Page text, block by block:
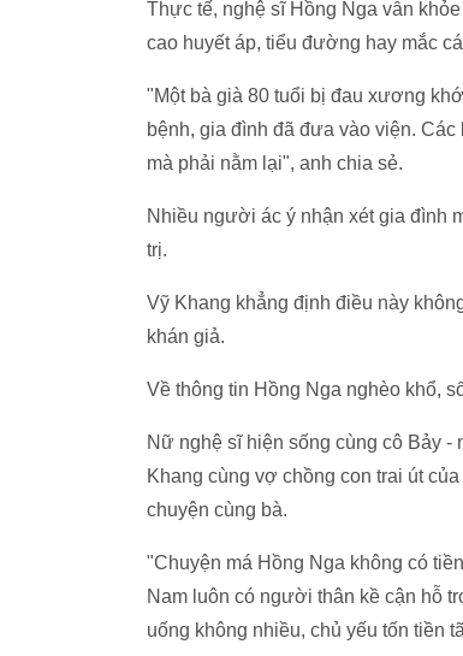
Thực tế, nghệ sĩ Hồng Nga vẫn
cao huyết áp, tiểu đường hay mắc
"Một bà già 80 tuổi bị đau xương
bệnh, gia đình đã đưa vào viện.
mà phải nằm lại", anh chia sẻ.
Nhiều người ác ý nhận xét gia đình
trị.
Vỹ Khang khẳng định điều này
khán giả.
Về thông tin Hồng Nga nghèo khổ,
Nữ nghệ sĩ hiện sống cùng cô Bảy
Khang cùng vợ chồng con trai út
chuyện cùng bà.
"Chuyện má Hồng Nga không có
Nam luôn có người thân kề cận hỗ
uống không nhiều, chủ yếu tốn tiền